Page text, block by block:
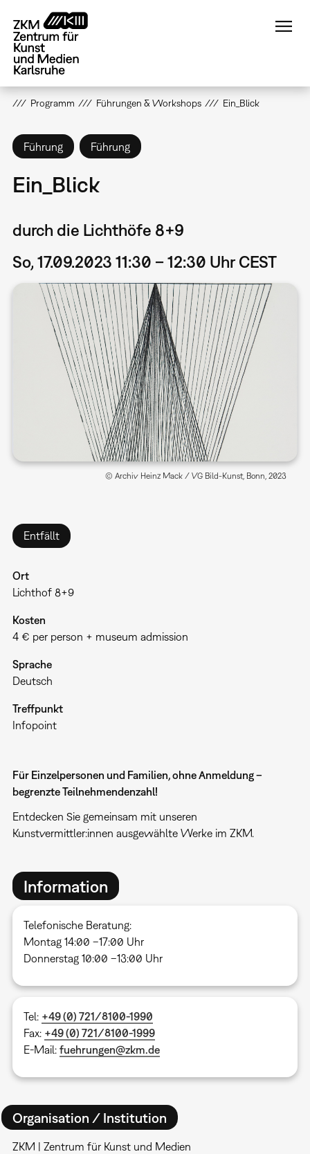
zum
Inhalt
Programm Führungen & Workshops Ein_Blick
Führung Führung
Ein_Blick
durch die Lichthöfe 8+9
So, 17.09.2023 11:30 – 12:30 Uhr CEST
© Archiv Heinz Mack / VG Bild-Kunst, Bonn, 2023
Entfällt
Ort
Lichthof 8+9
Kosten
4 € per person + museum admission
Sprache
Deutsch
Treffpunkt
Infopoint
Für Einzelpersonen und Familien, ohne Anmeldung –
begrenzte Teilnehmendenzahl!
Entdecken Sie gemeinsam mit unseren
Kunstvermittler:innen ausgewählte Werke im ZKM.
Information
Telefonische Beratung:
Montag 14:00 –17:00 Uhr
Donnerstag 10:00 –13:00 Uhr
Tel: +49 (0) 721/8100-1990
Fax: +49 (0) 721/8100-1999
E-Mail: fuehrungen@zkm.de
Organisation / Institution
ZKM | Zentrum für Kunst und Medien